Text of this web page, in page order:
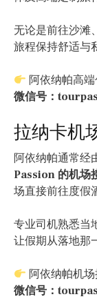
无论是前往沙滩
旅程保持舒适与
阿依纳帕高
微信号：
拉纳卡机
阿依纳帕通常经
Passion 的机场
场直接前往度假
专业司机熟悉当
让假期从落地那
阿依纳帕机
微信号：